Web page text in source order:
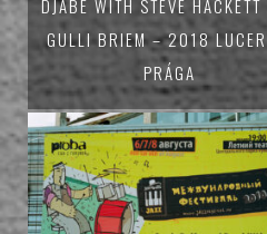
DJABE WITH STEVE HACKETT
GULLI BRIEM – 2018
PRÁGA